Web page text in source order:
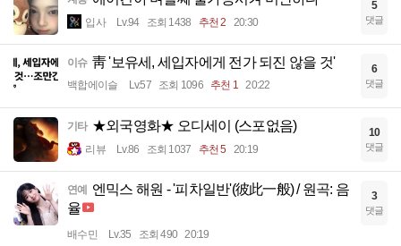
입사 Lv.94 조회 1438 추천 2 20:30
5
댓글
이슈 靑 '보유세, 세입자에게 전가 되진 않을 것'
백합에이슬 Lv.57 조회 1096 추천 1 20:22
6
댓글
기타 ★외국영화★ 오디세이 (스포없음)
리뷰 Lv.86 조회 1037 추천 5 20:19
10
댓글
연예
엔믹스 해원 - '피차일반'(彼此一般) / 원곡: 음
율
배수민 Lv.35 조회 490 20:19
3
댓글